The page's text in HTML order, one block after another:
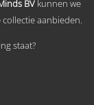
BV kunnen we
aanbieden.
staat?